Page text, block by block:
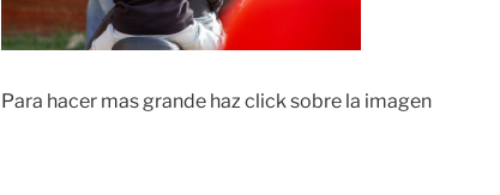
Para hacer mas grande haz click sobre la imagen